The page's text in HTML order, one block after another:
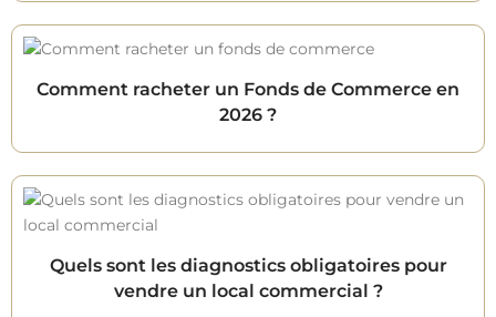
Comment racheter un Fonds de Commerce en
2026 ?
Quels sont les diagnostics obligatoires pour
vendre un local commercial ?